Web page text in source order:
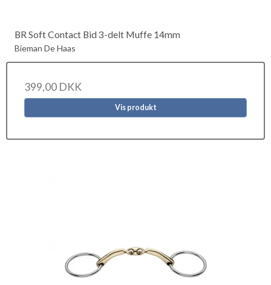
BR Soft Contact Bid 3-delt Muffe 14mm
Bieman De Haas
399,00 DKK
Vis produkt